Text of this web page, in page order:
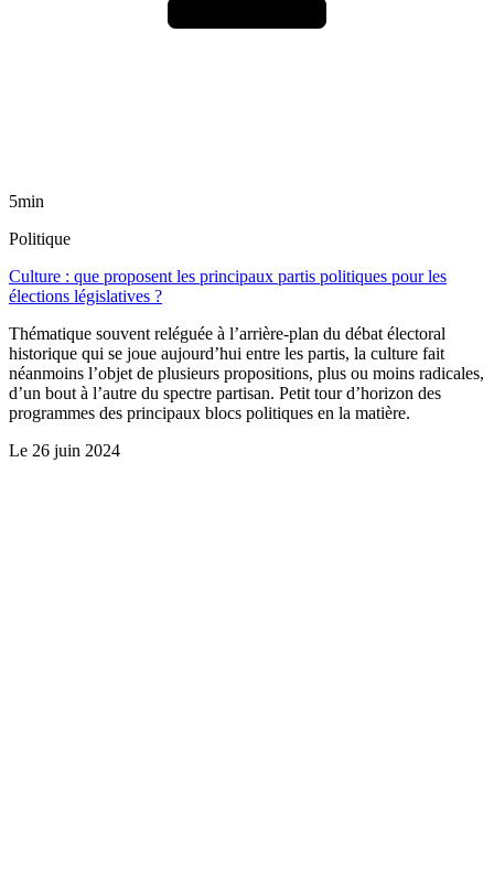
5min
Politique
Culture : que proposent les principaux partis politiques pour les
élections législatives ?
Thématique souvent reléguée à l’arrière-plan du débat électoral
historique qui se joue aujourd’hui entre les partis, la culture fait
néanmoins l’objet de plusieurs propositions, plus ou moins radicales,
d’un bout à l’autre du spectre partisan. Petit tour d’horizon des
programmes des principaux blocs politiques en la matière.
Le 26 juin 2024